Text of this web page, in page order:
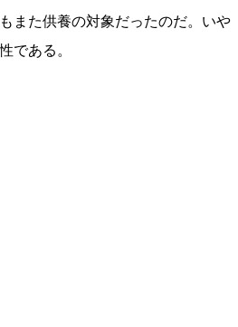
また供養の対象だったのだ。いや
である。